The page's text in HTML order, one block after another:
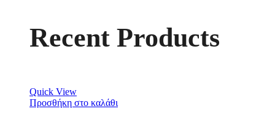
Recent Products
Quick View
Προσθήκη στο καλάθι